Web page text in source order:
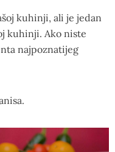
kuhinji, ali je jedan
kuhinji. Ako niste
najpoznatijeg